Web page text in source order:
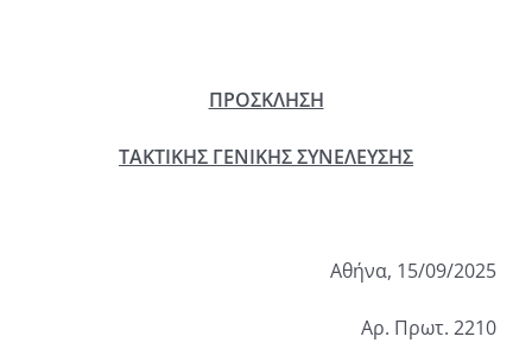
ΠΡΟΣΚΛΗΣΗ
ΤΑΚΤΙΚΗΣ ΓΕΝΙΚΗΣ ΣΥΝΕΛΕΥΣΗΣ
Αθήνα, 15/09/2025
Αρ. Πρωτ. 2210